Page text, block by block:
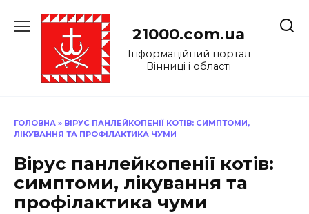
до
21000.com.ua
Інформаційний портал
Вінниці і області
ГОЛОВНА » ВІРУС ПАНЛЕЙКОПЕНІЇ КОТІВ: СИМПТОМИ,
ЛІКУВАННЯ ТА ПРОФІЛАКТИКА ЧУМИ
Вірус панлейкопенії котів:
симптоми, лікування та
профілактика чуми